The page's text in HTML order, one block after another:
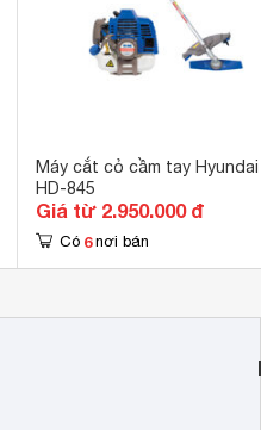
Máy cắt cỏ cầm tay Hyundai
HD-845
Giá từ 2.950.000 đ
Có 6 nơi bán